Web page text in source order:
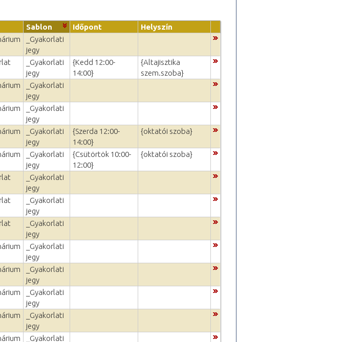
Sablon Időpont
Helyszín
_Gyakorlati
jegy
_Gyakorlati
jegy
{Kedd 12:00-
14:00}
{Altajisztika
szem.szoba}
_Gyakorlati
jegy
_Gyakorlati
jegy
_Gyakorlati
jegy
{Szerda 12:00-
14:00}
{oktatói szoba}
_Gyakorlati
jegy
{Csütörtök 10:00-
12:00}
{oktatói szoba}
_Gyakorlati
jegy
_Gyakorlati
jegy
_Gyakorlati
jegy
_Gyakorlati
jegy
_Gyakorlati
jegy
_Gyakorlati
jegy
_Gyakorlati
jegy
_Gyakorlati